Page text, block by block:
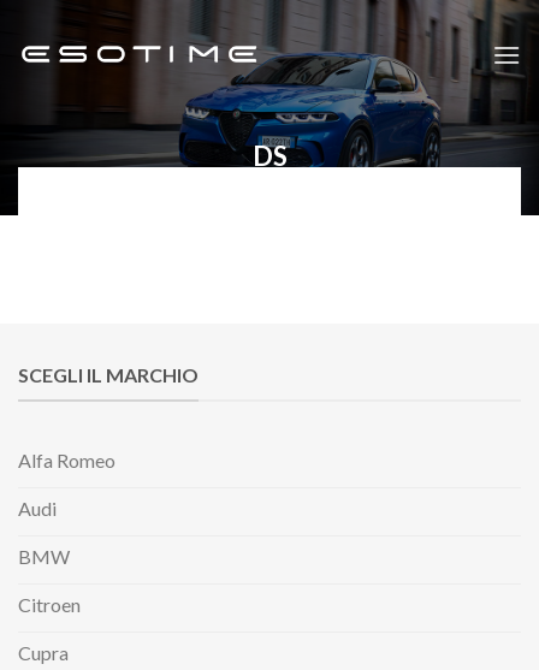
DS
SCEGLI IL MARCHIO
Alfa Romeo
Audi
BMW
Citroen
Cupra